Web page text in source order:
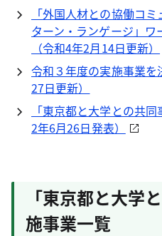
「外国人材との協働コ
ターン・ランゲージ」
（令和4年2月14日更新）
令和３年度の実施事業を
27日更新）
「東京都と大学との共
2年6月26日発表）
「東京都と大学
施事業一覧